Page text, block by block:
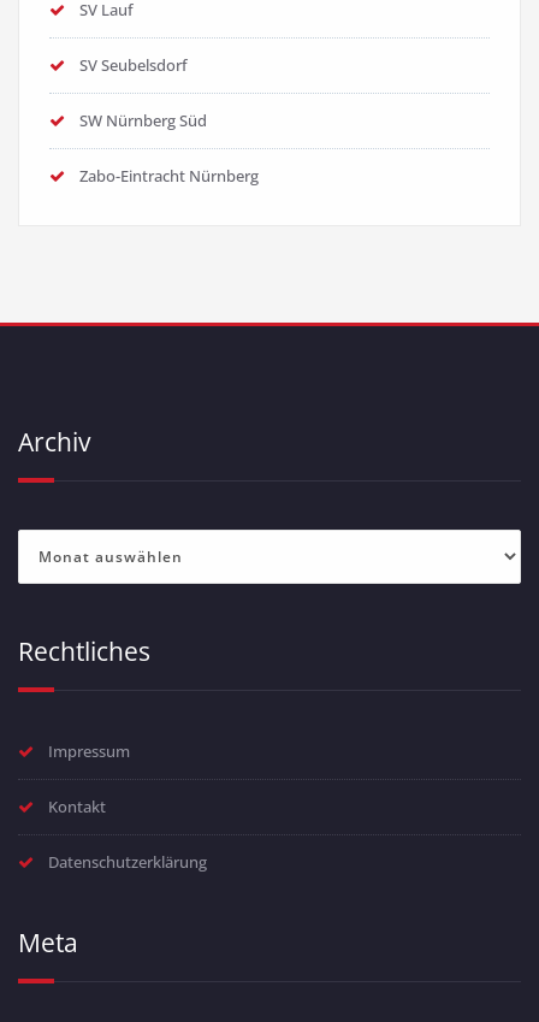
SV Lauf
SV Seubelsdorf
SW Nürnberg Süd
Zabo-Eintracht Nürnberg
Archiv
Rechtliches
Impressum
Kontakt
Datenschutzerklärung
Meta